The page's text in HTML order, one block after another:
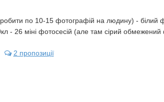
по 10-15 фотографій на людину) - білий
- 26 міні фотосесій (але там сірий обмежений
2 пропозиції